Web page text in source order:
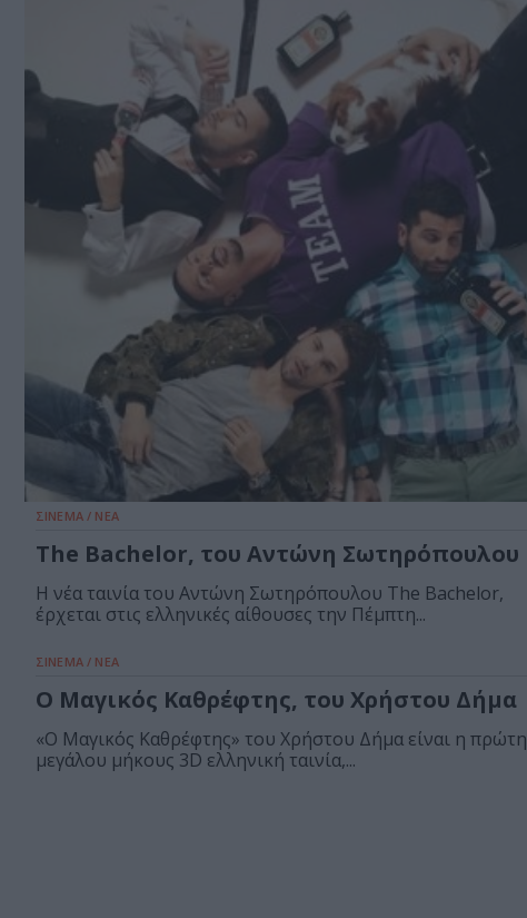
ΣΙΝΕΜΑ / ΝΕΑ
The Bachelor, του Αντώνη Σωτηρόπουλου
Η νέα ταινία του Αντώνη Σωτηρόπουλου The Bachelor,
έρχεται στις ελληνικές αίθουσες την Πέμπτη...
ΣΙΝΕΜΑ / ΝΕΑ
Ο Μαγικός Καθρέφτης, του Χρήστου Δήμα
«Ο Μαγικός Καθρέφτης» του Χρήστου Δήμα είναι η πρώτη
μεγάλου μήκους 3D ελληνική ταινία,...